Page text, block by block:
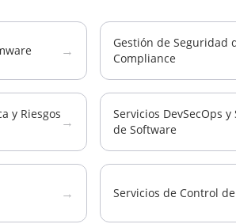
→
Gestión de Seguridad
Compliance
y Riesgos →
Servicios DevSecOps
de Software
→ Servicios de Control